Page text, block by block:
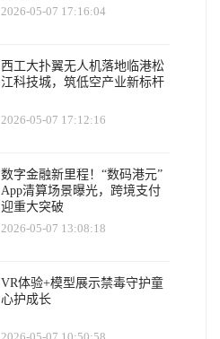
2026-05-07 17:16:04
西工大扑翼无人机落地临港松
江科技城，筑低空产业新标杆
2026-05-07 17:12:16
数字金融新里程！“数码港元”
App清算场景曝光，跨境支付
迎重大突破
2026-05-07 13:08:18
VR体验+模型展示禁毒守护童
心护成长